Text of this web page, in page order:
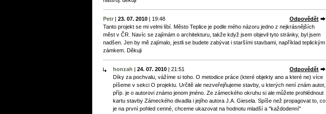
Petr | 23. 07. 2010 | 19:48
Odpovědět
Tanto projekt se mi velmi líbí. Město Teplice je podle mého názoru jedno z nejkrásnějších
měst v ČR. Navíc se zajímám o architekturu, takže když jsem objevil tyto stránky, byl jsem
nadšen. Jen by mě zajímalo, jestli se budete zabývat i staršími stavbami, například teplickým
zámkem. Děkuji
honzah | 24. 07. 2010 | 21:51
Odpovědět
Díky za pochvalu, vážíme si toho. O metodice práce (které objekty ano a které ne) více
píšeme v sekci O projektu. Určitě ale nezveřejňujeme stavby, u kterých není znám autor,
příp. je o autorovi známo jenom jméno. Ze zámeckého okruhu si ale můžete prohlédnout
kartu stavby Zámeckého divadla i jejího autora J.A. Giesela. Spíše než propagovat to, co
je na první pohled cenné, chceme ukazovat na hodnotu mladší a "každodenní"